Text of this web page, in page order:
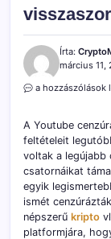
Írta:
március 11,
A
is
a
kriptopénzek
próbálkozik
bejegyzéshez
a hozzászólások
A Youtube
feltételeit
voltak a legújabb
csatornáikat
egyik
ismét
népszerű kripto
platformjára,